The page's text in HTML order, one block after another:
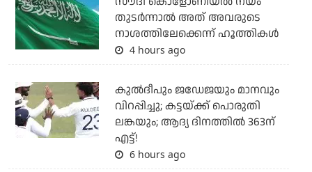
തുടര്‍ന്നാല്‍ അത് അവരുടെ
നാശത്തിലേക്കെന്ന് ഹൂത്തികള്‍
4 hours ago
കുല്‍ദീപും ജഡേജയും മാനവും
വിറപ്പിച്ചു; കട്ടയ്ക്ക് പൊരുതി
ലങ്കയും; ആദ്യ ദിനത്തില്‍ 363ന്
എട്ട്!
6 hours ago